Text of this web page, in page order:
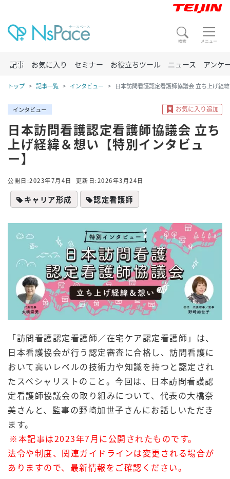
記事 お気に入り セミナー お役立ちツール ニュース アンケ
トップ 記事一覧 インタビュー 日本訪問看護認定看護師協議会 立ち上げ経
インタビュー
日本訪問看護認定看護師協議会 立ち
上げ経緯＆想い【特別インタビュ
ー】
公開日:2023年7月4日 更新日:2026年3月24日
キャリア形成 認定看護師
「訪問看護認定看護師／在宅ケア認定看護師」は、
日本看護協会が行う認定審査に合格し、訪問看護に
おいて高いレベルの技術力や知識を持つと認定され
たスペシャリストのこと。今回は、日本訪問看護認
定看護師協議会の取り組みについて、代表の大橋奈
美さんと、監事の野崎加世子さんにお話しいただき
ます。
※本記事は2023年7月に公開されたものです。
法令や制度、関連ガイドラインは変更される場合が
ありますので、最新情報をご確認ください。